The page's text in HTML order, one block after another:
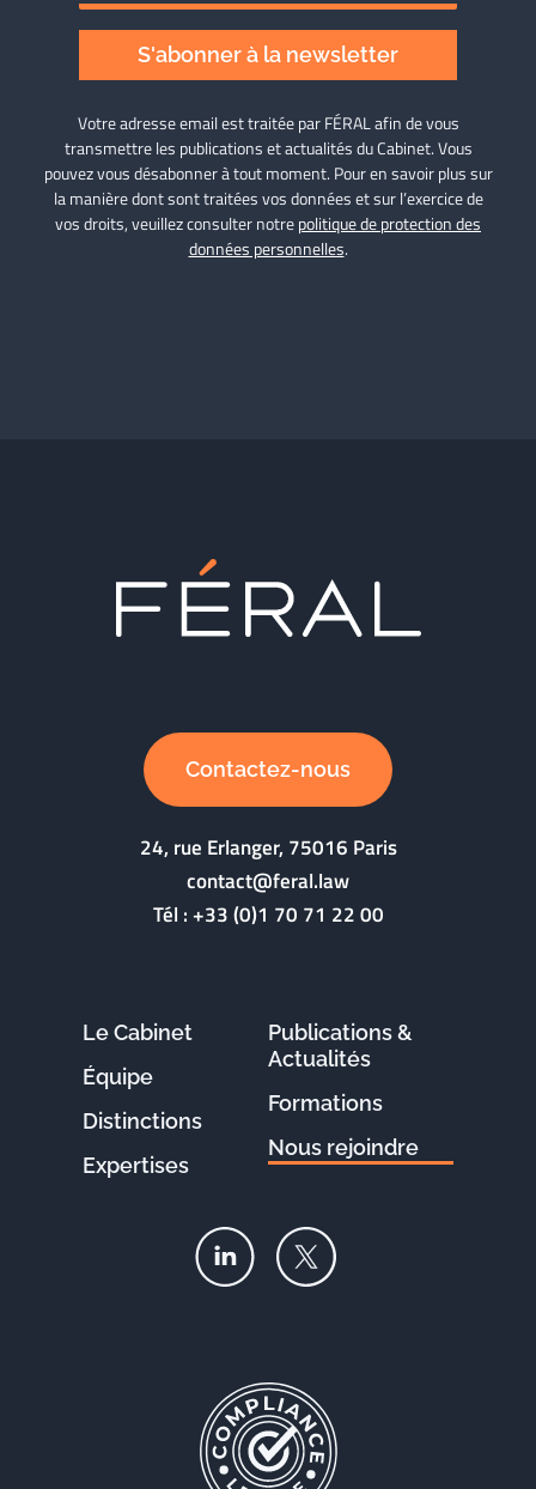
S'abonner à la newsletter
Votre adresse email est traitée par FÉRAL afin de vous
transmettre les publications et actualités du Cabinet. Vous
pouvez vous désabonner à tout moment. Pour en savoir plus sur
la manière dont sont traitées vos données et sur l’exercice de
vos droits, veuillez consulter notrepolitique de protection des
données personnelles.
Contactez-nous
24, rue Erlanger, 75016 Paris
contact@feral.law
Tél :+33 (0)1 70 71 22 00
Le Cabinet
Équipe
Distinctions
Expertises
Publications &
Actualités
Formations
Nous rejoindre